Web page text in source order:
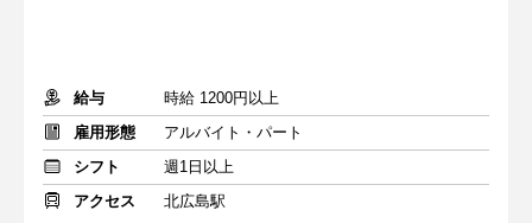
給与
時給 1200円以上
雇用形態
アルバイト・パート
シフト
週1日以上
アクセス
北広島駅